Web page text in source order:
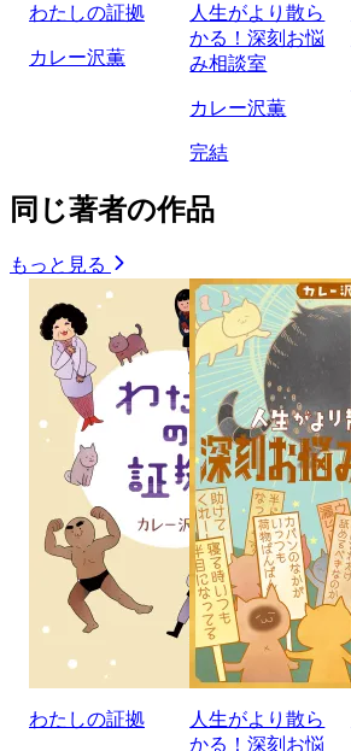
わたしの証拠
カレー沢薫
人生がより散ら
かる！深刻お悩
み相談室
カレー沢薫
完結
同じ著者の作品
もっと見る
わたしの証拠
人生がより散ら
かる！深刻お悩